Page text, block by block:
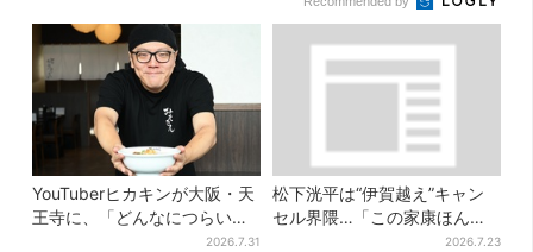
YouTuberヒカキンが大阪・天
王寺に、「どんなにつらい時
でも…」ラーメン愛＆兄セイ
2026.7.31
松下洸平は“伊賀越え”キャン
セル界隈…「この家康ほんと
憎たらしいな」【豊臣兄弟】
2026.7.23